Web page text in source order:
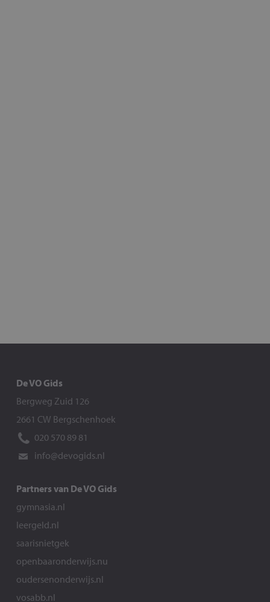
De VO Gids
Bergweg Zuid 126
2661 CW Bergschenhoek
020 570 89 81
info@devogids.nl
Partners van De VO Gids
gymnasia.nl
leergeld.nl
saarisnietgek
openbaaronderwijs.nu
oudersenonderwijs.nl
vosabb.nl